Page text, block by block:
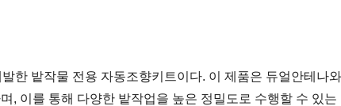
한 밭작물 전용 자동조향키트이다. 이 제품은 듀얼안테나
, 이를 통해 다양한 밭작업을 높은 정밀도로 수행할 수 있는